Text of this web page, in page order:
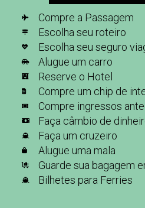
Compre a Passagem
Escolha seu roteiro
Escolha seu seguro
Alugue um carro
Reserve o Hotel
Compre um chip de
Compre ingressos
Faça câmbio de
Faça um cruzeiro
Alugue uma mala
Guarde sua bagagem
Bilhetes para Ferries